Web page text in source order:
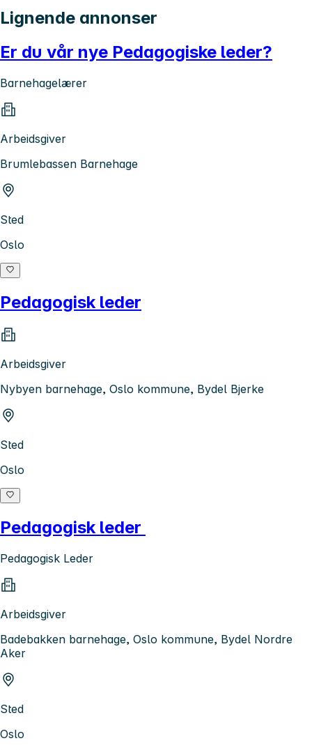
Lignende annonser
Er du vår nye Pedagogiske leder?
Barnehagelærer
Arbeidsgiver
Brumlebassen Barnehage
Sted
Oslo
Pedagogisk leder
Arbeidsgiver
Nybyen barnehage, Oslo kommune, Bydel Bjerke
Sted
Oslo
Pedagogisk leder
Pedagogisk Leder
Arbeidsgiver
Badebakken barnehage, Oslo kommune, Bydel Nordre
Aker
Sted
Oslo